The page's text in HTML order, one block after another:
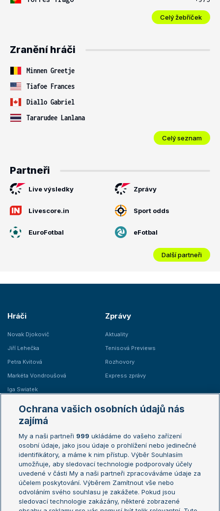
Celý žebříček
Zranění hráči
Minnen Greetje
Tiafoe Frances
Diallo Gabriel
Tararudee Lanlana
Celý seznam
Partneři
Live výsledky Zprávy
Livescore.in Sport odds
EuroFotbal eFotbal
Další partneři
Hráči
Novak Djokovič
Jiří Lehečka
Petra Kvitová
Markéta Vondroušová
Iga Swiatek
Zprávy
Aktuality
Tenisová Previews
Rozhovory
Express zprávy
Žebříčky
Žebříček ATP (muži)
Žebříček WTA (ženy)
Sázkařský žebříček
Australian Open
French Open
Wimbledon
US Open
Turnaj mistrů
Turnaj mistryň
Ochrana vašich osobních údajů nás
zajímá
My a naši partneři 999 ukládáme do vašeho zařízení
osobní údaje, jako jsou údaje o prohlížení nebo jedinečné
identifikátory, a máme k nim přístup. Výběr Souhlasím
umožňuje, aby sledovací technologie podporovaly účely
uvedené v části My a naši partneři zpracováváme údaje za
účelem poskytování. Výběrem Zamítnout vše nebo
odvoláním svého souhlasu je zakážete. Pokud jsou
sledovací technologie zakázány, některé zobrazené